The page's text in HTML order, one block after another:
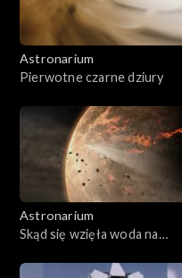
Astronarium
Pierwotne czarne dziury
Astronarium
Skąd się wzięła woda na